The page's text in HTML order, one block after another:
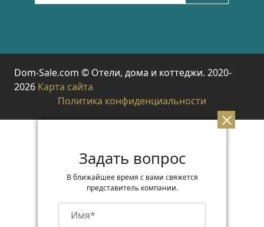
Dom-Sale.com © Отели, дома и коттеджи. 2020-
2026 Карта сайта
Политика конфиденциальности
Задать вопрос
В ближайшее время с вами свяжется
представитель компании.